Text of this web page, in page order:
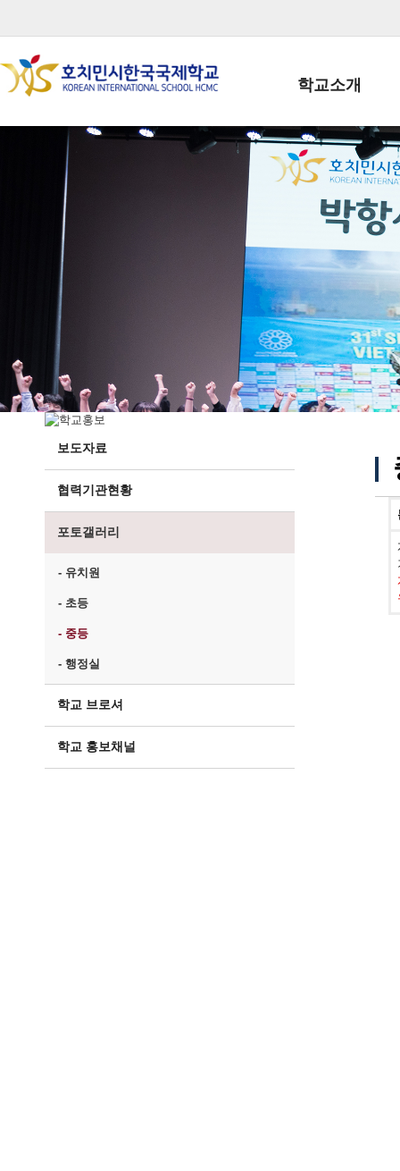
학교소개
학교장인사말
학생회장인사말
학교상징
학교 CI
교직원현황
학생현황
위치/전화
전경사진
보도자료
협력기관현황
포토갤러리
- 유치원
- 초등
- 중등
- 행정실
학교 브로셔
학교 홍보채널